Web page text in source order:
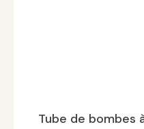
Tube de bombes